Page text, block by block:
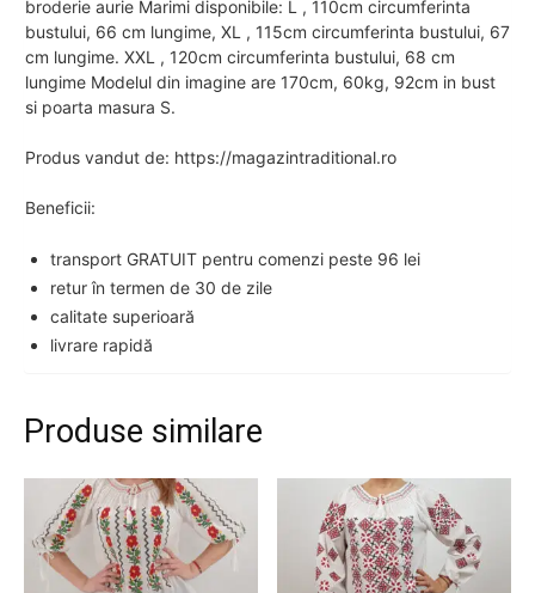
broderie aurie Marimi disponibile: L , 110cm circumferinta
bustului, 66 cm lungime, XL , 115cm circumferinta bustului, 67
cm lungime. XXL , 120cm circumferinta bustului, 68 cm
lungime Modelul din imagine are 170cm, 60kg, 92cm in bust
si poarta masura S.
Produs vandut de: https://magazintraditional.ro
Beneficii:
transport GRATUIT pentru comenzi peste 96 lei
retur în termen de 30 de zile
calitate superioară
livrare rapidă
Produse similare